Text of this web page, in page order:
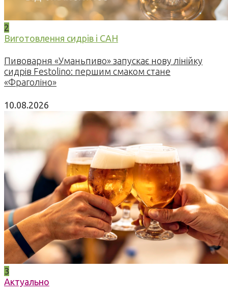
2
Виготовлення сидрів і САН
Пивоварня «Уманьпиво» запускає нову лінійку
сидрів Festolino: першим смаком стане
«Фраголіно»
10.08.2026
3
Актуально